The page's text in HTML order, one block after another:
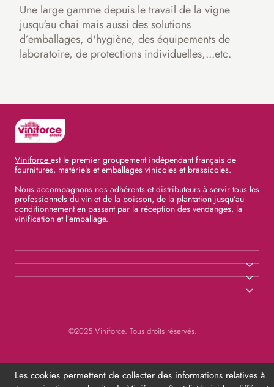
Une large gamme depuis le travail de la vigne
jusqu'au chai mais aussi des solutions
d’emballages, d'hygiène, des équipements de
laboratoire, de protections individuelles,...etc.
Viniforce est le premier groupement indépendant français de
fournitures, matériels et emballages vinicoles et brassicoles.
Nous accompagnons nos adhérents et distributeurs à servir tous les
professionnels du vin et de la boisson, de la plantation jusqu’au
conditionnement en passant par la réception des vendanges, la
vinification et l’emballage.
©2025 Viniforce. Tous droits réservés.
Les cookies permettent de collecter des informations relatives à